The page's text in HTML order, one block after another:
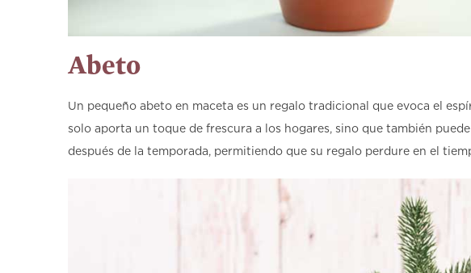
Abeto
Un pequeño abeto en maceta es un regalo tradicional que evoca el
solo aporta un toque de frescura a los hogares, sino que también
después de la temporada, permitiendo que su regalo perdure en el